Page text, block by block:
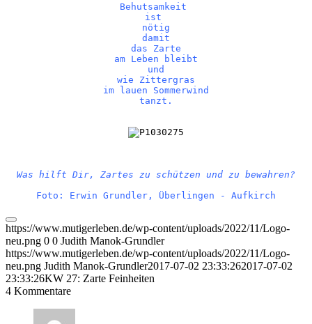
Behutsamkeit
ist
nötig
damit
das Zarte
am Leben bleibt
und
wie Zittergras
im lauen Sommerwind
tanzt.
Was hilft Dir, Zartes zu schützen und zu bewahren?
Foto: Erwin Grundler, Überlingen - Aufkirch
https://www.mutigerleben.de/wp-content/uploads/2022/11/Logo-
neu.png 0 0 Judith Manok-Grundler
https://www.mutigerleben.de/wp-content/uploads/2022/11/Logo-
neu.png Judith Manok-Grundler2017-07-02 23:33:262017-07-02
23:33:26KW 27: Zarte Feinheiten
4 Kommentare